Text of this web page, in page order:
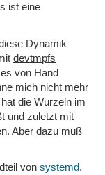
ist eine
Dynamik
devtmpfs
von Hand
mich nicht mehr
die Wurzeln im
und zuletzt mit
Aber dazu muß
von systemd.